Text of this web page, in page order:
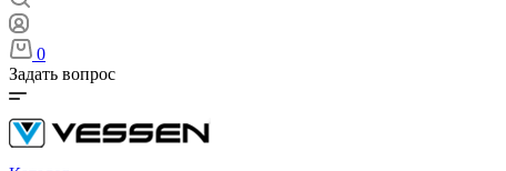
0
Задать вопрос